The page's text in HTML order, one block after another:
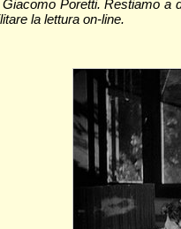
Poretti. Restiamo
la lettura on-line.